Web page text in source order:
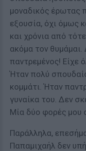
μοναδικός έρωτας
εξουσία, όχι όμως
και χρόνια από
ακόμα τον
παντρεμένος! Είχε
Ήταν πολύ
κομμάτι. Ήταν
γυναίκα του. Δεν
Μία δύο φορές μου
Παράλληλα,
Παπαμιχαήλ δεν